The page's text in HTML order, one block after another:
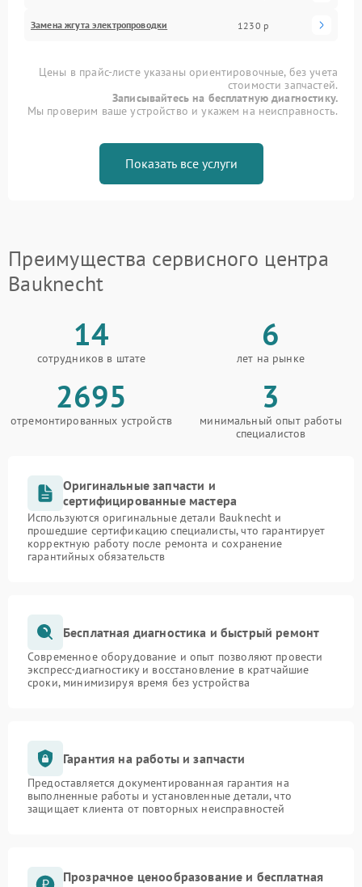
Замена жгута электропроводки 1230 р
Цены в прайс-листе указаны ориентировочные, без учета
стоимости запчастей.
Записывайтесь на бесплатную диагностику.
Мы проверим ваше устройство и укажем на неисправность.
Показать все услуги
Преимущества сервисного центра
Bauknecht
14
сотрудников в штате
6
лет на рынке
2695
отремонтированных устройств
3
минимальный опыт работы
специалистов
Оригинальные запчасти и
сертифицированные мастера
Используются оригинальные детали Bauknecht и
прошедшие сертификацию специалисты, что гарантирует
корректную работу после ремонта и сохранение
гарантийных обязательств
Бесплатная диагностика и быстрый ремонт
Современное оборудование и опыт позволяют провести
экспресс-диагностику и восстановление в кратчайшие
сроки, минимизируя время без устройства
Гарантия на работы и запчасти
Предоставляется документированная гарантия на
выполненные работы и установленные детали, что
защищает клиента от повторных неисправностей
Прозрачное ценообразование и бесплатная